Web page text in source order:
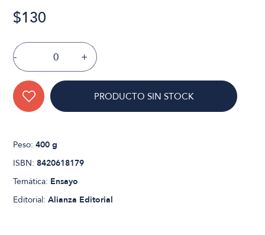
$130
- +
PRODUCTO SIN STOCK
Peso:400 g
ISBN:8420618179
Temática: Ensayo
Editorial:Alianza Editorial